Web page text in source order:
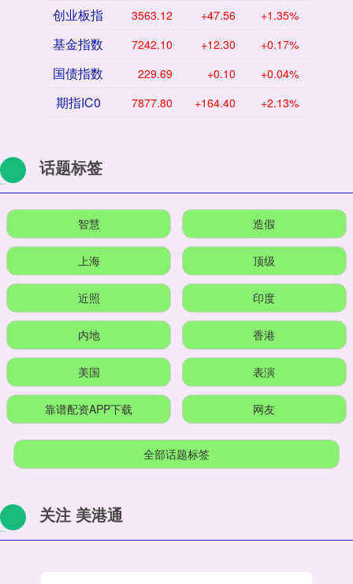
创业板指 3563.12 +47.56 +1.35%
基金指数 7242.10 +12.30 +0.17%
国债指数 229.69 +0.10 +0.04%
期指IC0 7877.80 +164.40 +2.13%
话题标签
智慧 造假
上海 顶级
近照 印度
内地 香港
美国 表演
靠谱配资APP下载 网友
全部话题标签
关注 美港通